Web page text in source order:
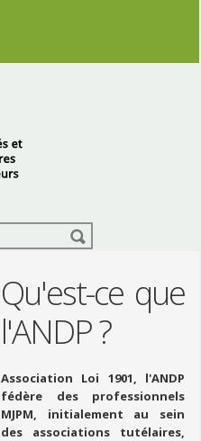
Qu'est-ce que
l'ANDP ?
Association Loi 1901, l'ANDP
fédère des professionnels
MJPM, initialement au sein
des associations tutélaires,